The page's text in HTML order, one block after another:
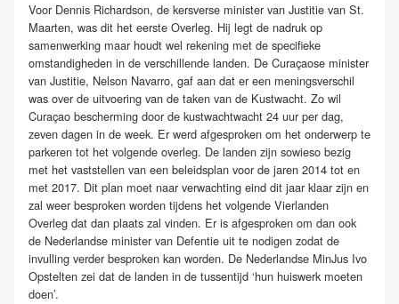
Voor Dennis Richardson, de kersverse minister van Justitie van St.
Maarten, was dit het eerste Overleg. Hij legt de nadruk op
samenwerking maar houdt wel rekening met de specifieke
omstandigheden in de verschillende landen. De Curaçaose minister
van Justitie, Nelson Navarro, gaf aan dat er een meningsverschil
was over de uitvoering van de taken van de Kustwacht. Zo wil
Curaçao bescherming door de kustwachtwacht 24 uur per dag,
zeven dagen in de week. Er werd afgesproken om het onderwerp te
parkeren tot het volgende overleg. De landen zijn sowieso bezig
met het vaststellen van een beleidsplan voor de jaren 2014 tot en
met 2017. Dit plan moet naar verwachting eind dit jaar klaar zijn en
zal weer besproken worden tijdens het volgende Vierlanden
Overleg dat dan plaats zal vinden. Er is afgesproken om dan ook
de Nederlandse minister van Defentie uit te nodigen zodat de
invulling verder besproken kan worden. De Nederlandse MinJus Ivo
Opstelten zei dat de landen in de tussentijd ‘hun huiswerk moeten
doen’.